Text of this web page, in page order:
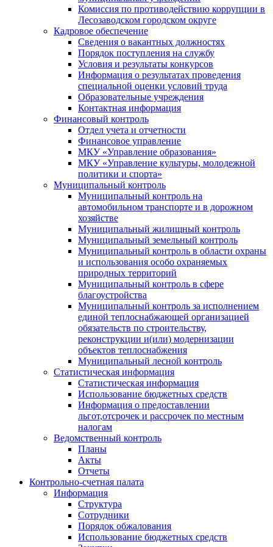
Комиссия по противодействию коррупции в
Лесозаводском городском округе
Кадровое обеспечение
Сведения о вакантных должностях
Порядок поступления на службу
Условия и результаты конкурсов
Информация о результатах проведения
специальной оценки условий труда
Образовательные учреждения
Контактная информация
Финансовый контроль
Отдел учета и отчетности
Финансовое управление
МКУ «Управление образования»
МКУ «Управление культуры, молодежной
политики и спорта»
Муниципальный контроль
Муниципальный контроль на
автомобильном транспорте и в дорожном
хозяйстве
Муниципальный жилищный контроль
Муниципальный земельный контроль
Муниципальный контроль в области охраны
и использования особо охраняемых
природных территорий
Муниципальный контроль в сфере
благоустройства
Муниципальный контроль за исполнением
единой теплоснабжающей организацией
обязательств по строительству,
реконструкции и(или) модернизации
объектов теплоснабжения
Муниципальный лесной контроль
Статистическая информация
Статистическая информация
Использование бюджетных средств
Информация о предоставлении
льгот,отсрочек и рассрочек по местным
налогам
Ведомственный контроль
Планы
Акты
Отчеты
Контрольно-счетная палата
Информация
Структура
Сотрудники
Порядок обжалования
Использование бюджетных средств